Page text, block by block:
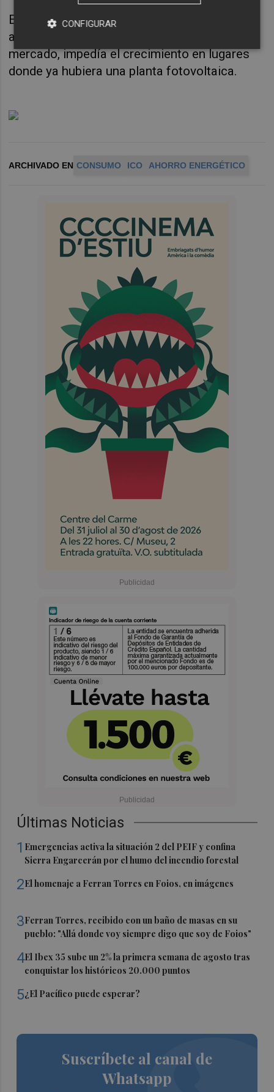
Últimas Noticias
1 Emergencias activa la situación 2 del PEIF y confina
Sierra Engarcerán por el humo del incendio forestal
2El homenaje a Ferran Torres en Foios, en imágenes
3Ferran Torres, recibido con un baño de masas en su
pueblo: "Allá donde voy siempre digo que soy de Foios"
4El Ibex 35 sube un 2% la primera semana de agosto tras
conquistar los históricos 20.000 puntos
5¿El Pacífico puede esperar?
Suscríbete al canal de
Whatsapp
Esta limitación, que en su momento se
aprobó para evitar la fragmentación del
mercado, impedía el crecimiento en lugares
donde ya hubiera una planta fotovoltaica.
ARCHIVADO EN CONSUMO ICO AHORRO ENERGÉTICO
CONFIGURAR